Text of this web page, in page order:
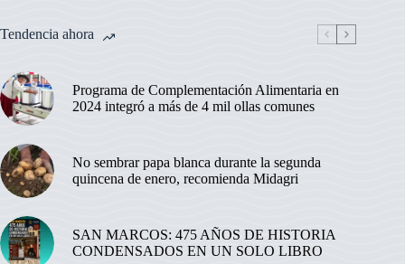
Tendencia ahora
Programa de Complementación Alimentaria en
2024 integró a más de 4 mil ollas comunes
No sembrar papa blanca durante la segunda
quincena de enero, recomienda Midagri
SAN MARCOS: 475 AÑOS DE HISTORIA
CONDENSADOS EN UN SOLO LIBRO